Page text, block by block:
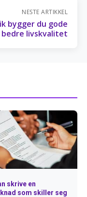
NESTE ARTIKKEL
bygger du gode
livskvalitet
skrive en
som skiller seg